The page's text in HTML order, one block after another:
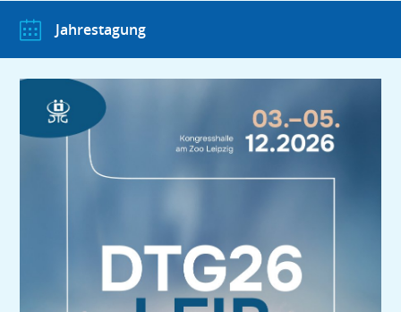
Jahrestagung